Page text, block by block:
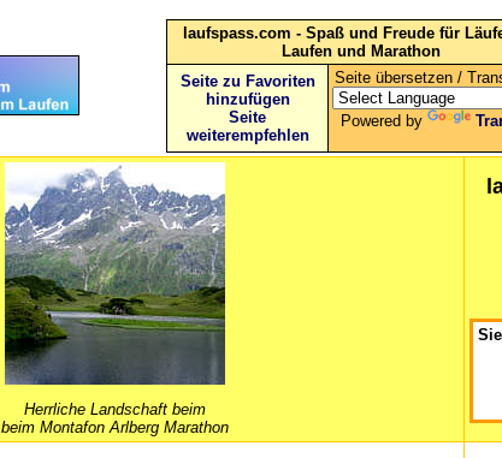
laufspass.com - Spaß und Freude für
Laufen und Marathon
Seite zu Favoriten
hinzufügen
Seite
weiterempfehlen
Seite übersetzen /
Powered by
Herrliche Landschaft beim
beim Montafon Arlberg Marathon